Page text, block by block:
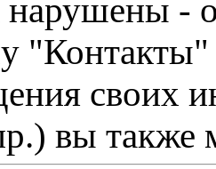
-
"Контакты"
своих
вы также